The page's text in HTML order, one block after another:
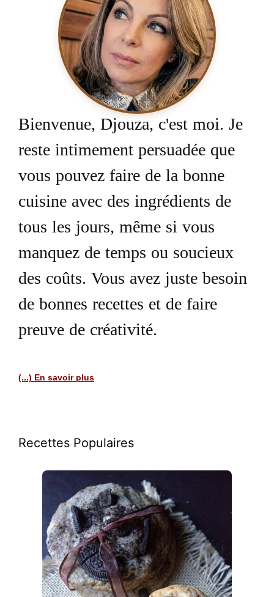
Bienvenue, Djouza, c'est moi. Je
reste intimement persuadée que
vous pouvez faire de la bonne
cuisine avec des ingrédients de
tous les jours, même si vous
manquez de temps ou soucieux
des coûts. Vous avez juste besoin
de bonnes recettes et de faire
preuve de créativité.
(...) En savoir plus
Recettes Populaires